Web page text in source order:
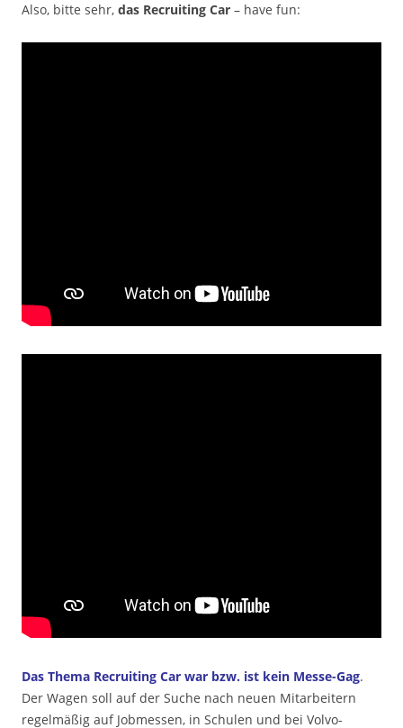
Also, bitte sehr, das Recruiting Car – have fun:
Das Thema Recruiting Car war bzw. ist kein Messe-Gag.
Der Wagen soll auf der Suche nach neuen Mitarbeitern
regelmäßig auf Jobmessen, in Schulen und bei Volvo-